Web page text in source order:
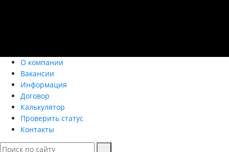
О компании
Вакансии
Информация
Договор
Калькулятор
Проверить статус
Контакты